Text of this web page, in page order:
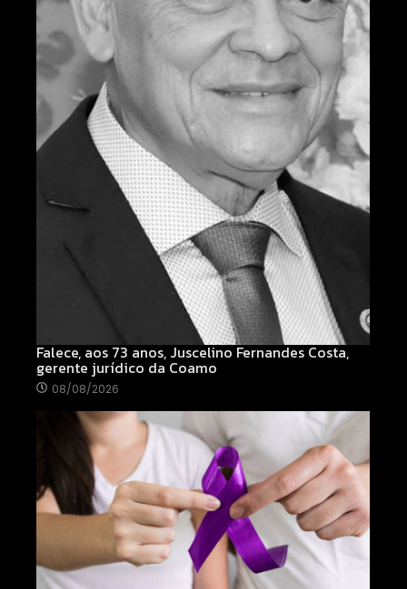
Falece, aos 73 anos, Juscelino Fernandes Costa,
gerente jurídico da Coamo
08/08/2026